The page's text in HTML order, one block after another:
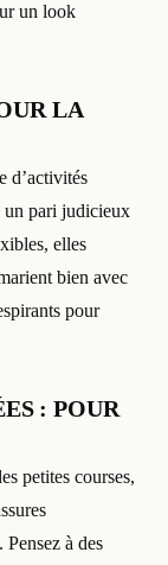
un look
LA
d’activités
un pari judicieux
elles
bien avec
pour
: POUR
petites courses,
à des